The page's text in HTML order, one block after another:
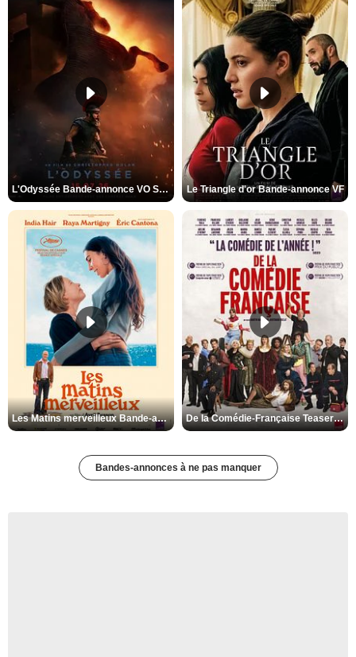
L'Odyssée Bande-annonce VO STFR Le Triangle d'or Bande-annonce VF
Les Matins merveilleux Bande-annonce VF De la Comédie-Française Teaser VF
Bandes-annonces à ne pas manquer